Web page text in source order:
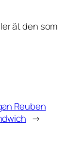
ät den som
Reuben
→